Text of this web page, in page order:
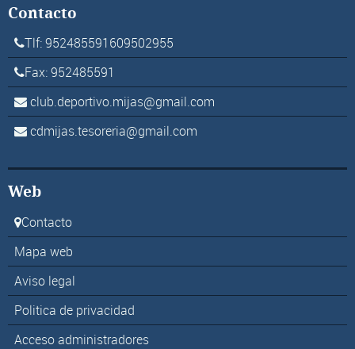
Contacto
Tlf: 952485591609502955
Fax: 952485591
club.deportivo.mijas@gmail.com
cdmijas.tesoreria@gmail.com
Web
Contacto
Mapa web
Aviso legal
Politica de privacidad
Acceso administradores